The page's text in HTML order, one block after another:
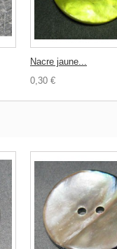
Nacre jaune...
0,30 €